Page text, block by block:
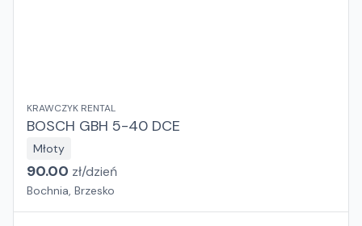
KRAWCZYK RENTAL
BOSCH GBH 5-40 DCE
Młoty
90.00 zł/dzień
Bochnia, Brzesko